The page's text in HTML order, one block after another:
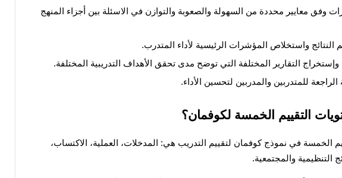
النتائج واستخلاص المؤشرات الرئيسية لأداء المتدرب.
وإستخراج التقارير المختلفة التي توضح مدى تحقق الأهداف التدريبية المختلفة.
الراجعة للمتدربين والمدربين لتحسين الأداء.
التقييم الخمسة لكوفمان؟
التنظيمية والمجتمعية.